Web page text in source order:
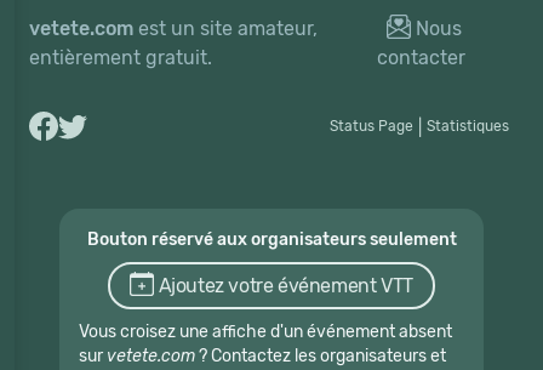
vetete.com est un site amateur,
entièrement gratuit.
Nous
contacter
Status Page Statistiques
Bouton réservé aux organisateurs seulement
Ajoutez votre événement VTT
Vous croisez une affiche d'un événement absent
sur vetete.com? Contactez les organisateurs et